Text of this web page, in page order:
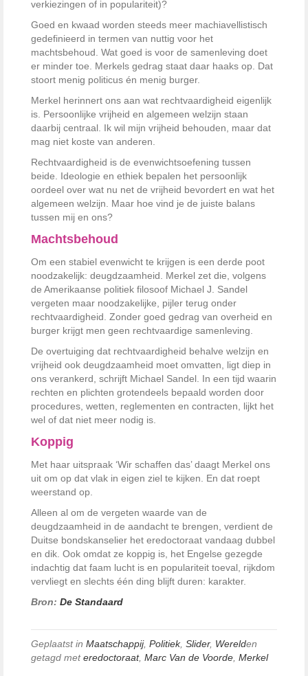
verkiezingen of in populariteit)?
Goed en kwaad worden steeds meer machiavellistisch
gedefinieerd in termen van nuttig voor het
machtsbehoud. Wat goed is voor de samenleving doet
er minder toe. Merkels gedrag staat daar haaks op. Dat
stoort menig politicus én menig burger.
Merkel herinnert ons aan wat rechtvaardigheid eigenlijk
is. Persoonlijke vrijheid en algemeen welzijn staan
daarbij centraal. Ik wil mijn vrijheid behouden, maar dat
mag niet koste van anderen.
Rechtvaardigheid is de evenwichtsoefening tussen
beide. Ideologie en ethiek bepalen het persoonlijk
oordeel over wat nu net de vrijheid bevordert en wat het
algemeen welzijn. Maar hoe vind je de juiste balans
tussen mij en ons?
Machtsbehoud
Om een stabiel evenwicht te krijgen is een derde poot
noodzakelijk: deugdzaamheid. Merkel zet die, volgens
de Amerikaanse politiek filosoof Michael J. Sandel
vergeten maar noodzakelijke, pijler terug onder
rechtvaardigheid. Zonder goed ­gedrag van overheid en
burger krijgt men geen rechtvaardige samenleving.
De overtuiging dat rechtvaardigheid behalve welzijn en
vrijheid ook deugdzaamheid moet omvatten, ligt diep in
ons verankerd, schrijft ­Michael Sandel. In een tijd waarin
rechten en plichten grotendeels ­bepaald worden door
procedures, wetten, reglementen en contracten, lijkt het
wel of dat niet meer nodig is.
Koppig
Met haar uitspraak ‘Wir schaffen das’ daagt Merkel ons
uit om op dat vlak in eigen ziel te kijken. En dat roept
weerstand op.
Alleen al om de vergeten waarde van de
deugdzaamheid in de aandacht te brengen, verdient de
Duitse bondskanselier het eredoctoraat vandaag dubbel
en dik. Ook omdat ze koppig is, het Engelse gezegde
indachtig dat faam lucht is en populariteit toeval, rijkdom
vervliegt en slechts één ding blijft duren: ­karakter.
Bron: De Standaard
Geplaatst in Maatschappij, Politiek, Slider, Werelden
getagd meteredoctoraat, Marc Van de Voorde Merkel